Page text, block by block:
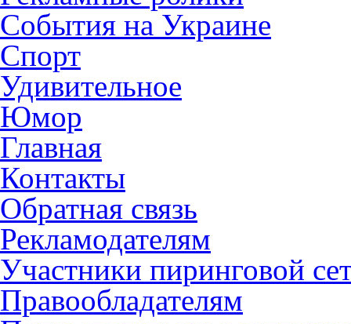
События на Украине
Спорт
Удивительное
Юмор
Главная
Контакты
Обратная связь
Рекламодателям
Участники пиринговой
Правообладателям